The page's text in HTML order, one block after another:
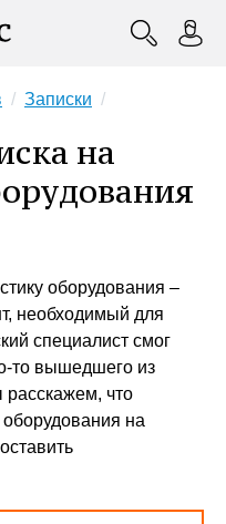
Записки
на
оборудования –
необходимый для
специалист смог
то вышедшего из
расскажем, что
на